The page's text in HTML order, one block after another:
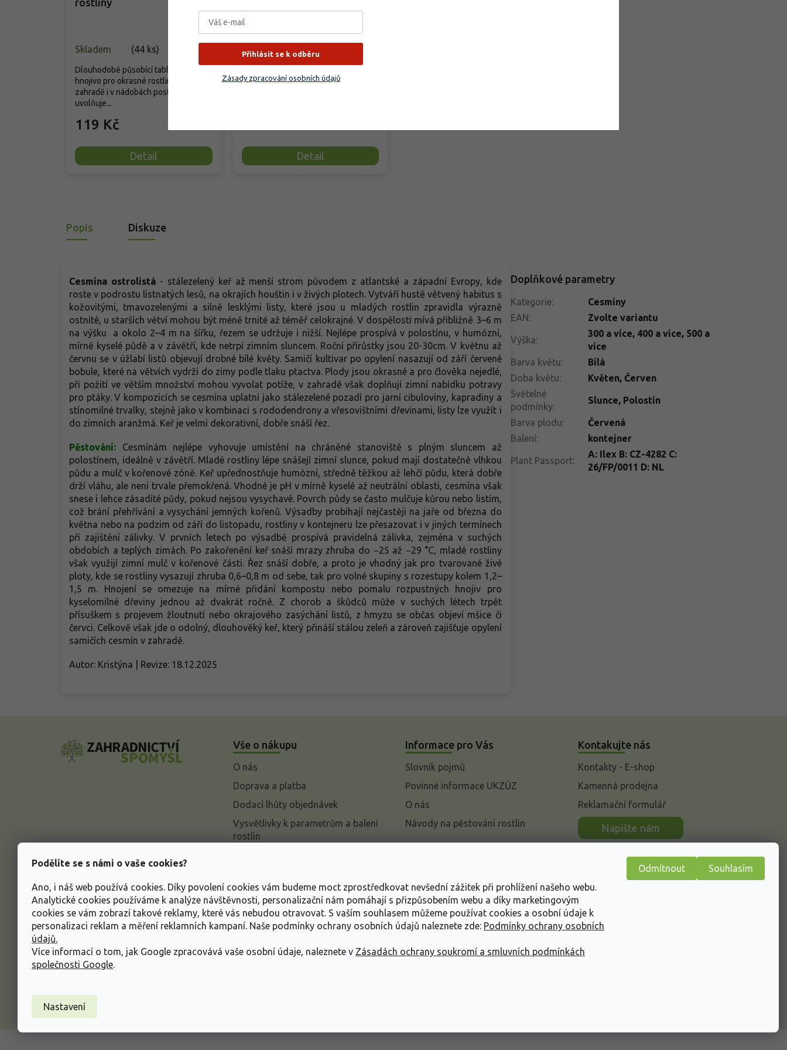
Podělíte se s námi o vaše cookies?
Ano, i náš web používá cookies. Díky povolení cookies vám budeme moct zprostředkovat nevšední zážitek při prohlížení našeho webu.
Analytické cookies používáme k analýze návštěvnosti, personalizační nám pomáhají s přizpůsobením webu a díky marketingovým
cookies se vám zobrazí takové reklamy, které vás nebudou otravovat. S vaším souhlasem můžeme používat cookies a osobní údaje k
personalizaci reklam a měření reklamních kampaní. Naše podmínky ochrany osobních údajů naleznete zde: Podmínky ochrany osobních
údajů.
Více informací o tom, jak Google zpracovává vaše osobní údaje, naleznete v Zásadách ochrany soukromí a smluvních podmínkách
společnosti Google.
Nastavení
Odmítnout Souhlasím
Skladem (44 ks)
119 Kč
Detail
Dlouhodobě působící tabletové
hnojivo pro okrasné rostliny v
zahradě i v nádobách postupně
uvolňuje...
Vyprodáno
Detail
Špičkové organické granulované
Popis Diskuze
Cesmína ostrolistá - stálezelený keř až menší strom původem z atlantské a západní Evropy, kde
roste v podrostu listnatých lesů, na okrajích houštin i v živých plotech. Vytváří hustě větvený habitus s
kožovitými, tmavozelenými a silně lesklými listy, které jsou u mladých rostlin zpravidla výrazně
ostnité, u starších větví mohou být méně trnité až téměř celokrajné. V dospělosti mívá přibližně 3–6 m
na výšku a okolo 2–4 m na šířku, řezem se udržuje i nižší. Nejlépe prospívá v polostínu, v humózní,
mírně kyselé půdě a v závětří, kde netrpí zimním sluncem. Roční přírůstky jsou 20-30cm. V květnu až
červnu se v úžlabí listů objevují drobné bílé květy. Samičí kultivar po opylení nasazují od září červené
bobule, které na větvích vydrží do zimy podle tlaku ptactva. Plody jsou okrasné a pro člověka nejedlé,
při požití ve větším množství mohou vyvolat potíže, v zahradě však doplňují zimní nabídku potravy
pro ptáky. V kompozicích se cesmína uplatní jako stálezelené pozadí pro jarní cibuloviny, kapradiny a
stínomilné trvalky, stejně jako v kombinaci s rododendrony a vřesovištními dřevinami, listy lze využít i
do zimních aranžmá. Keř je velmi dekorativní, dobře snáší řez.
Pěstování: Cesmínám nejlépe vyhovuje umístění na chráněné stanoviště s plným sluncem až
polostínem, ideálně v závětří. Mladé rostliny lépe snášejí zimní slunce, pokud mají dostatečně vlhkou
půdu a mulč v kořenové zóně. Keř upřednostňuje humózní, středně těžkou až lehčí půdu, která dobře
drží vláhu, ale není trvale přemokřená. Vhodné je pH v mírně kyselé až neutrální oblasti, cesmína však
snese i lehce zásadité půdy, pokud nejsou vysychavé. Povrch půdy se často mulčuje kůrou nebo listím,
což brání přehřívání a vysychání jemných kořenů. Výsadby probíhají nejčastěji na jaře od března do
května nebo na podzim od září do listopadu, rostliny v kontejneru lze přesazovat i v jiných termínech
při zajištění zálivky. V prvních letech po výsadbě prospívá pravidelná zálivka, zejména v suchých
obdobích a teplých zimách. Po zakořenění keř snáší mrazy zhruba do −25 až −29 °C, mladé rostliny
však využijí zimní mulč v kořenové části. Řez snáší dobře, a proto je vhodný jak pro tvarované živé
ploty, kde se rostliny vysazují zhruba 0,6–0,8 m od sebe, tak pro volné skupiny s rozestupy kolem 1,2–
1,5 m. Hnojení se omezuje na mírné přidání kompostu nebo pomalu rozpustných hnojiv pro
kyselomilné dřeviny jednou až dvakrát ročně. Z chorob a škůdců může v suchých létech trpět
přísuškem s projevem žloutnutí nebo okrajového zasýchání listů, z hmyzu se občas objeví mšice či
červci. Celkově však jde o odolný, dlouhověký keř, který přináší stálou zeleň a zároveň zajišťuje opylení
samičích cesmín v zahradě.
Autor: Kristýna | Revize: 18.12.2025
Doplňkové parametry
Kategorie:
Cesmíny
EAN: Zvolte variantu
Výška:
300 a více, 400 a více, 500 a
více
Barva květu:
Bílá
Doba květu: Květen, Červen
Světelné
podmínky:
Slunce, Polostín
Barva plodu:
Červená
Balení: kontejner
Plant Passport:
A: Ilex B: CZ-4282 C:
26/FP/0011 D: NL
Vše o nákupu
O nás
Doprava a platba
Dodací lhůty objednávek
Vysvětlivky k parametrům a balení
rostlin
Informace o ochraně osobních
údajů
Obchodní podmínky
Informace pro Vás
Slovník pojmů
Povinné informace UKZÚZ
O nás
Návody na pěstování rostlin
Kontakujte nás
Kontakty - E-shop
Kamenná prodejna
Reklamační formulář
Napište nám
Přihlásit se k odběru
Zásady zpracování osobních údajů